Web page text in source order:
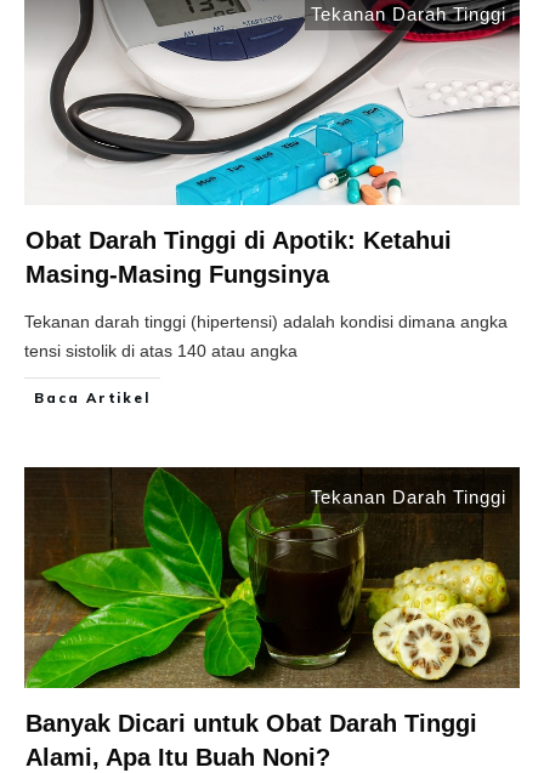
Tekanan Darah Tinggi
Obat Darah Tinggi di Apotik: Ketahui
Masing-Masing Fungsinya
Tekanan darah tinggi (hipertensi) adalah kondisi dimana angka
tensi sistolik di atas 140 atau angka
Baca Artikel
Tekanan Darah Tinggi
Banyak Dicari untuk Obat Darah Tinggi
Alami, Apa Itu Buah Noni?